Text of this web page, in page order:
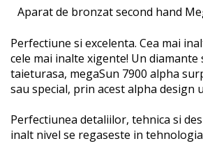
Aparat de bronzat second hand
Perfectiune si excelenta. Cea mai
cele mai inalte xigente! Un
taieturasa, megaSun 7900 alpha
sau special, prin acest alpha design
Perfectiunea detaliilor, tehnica si
inalt nivel se regaseste in